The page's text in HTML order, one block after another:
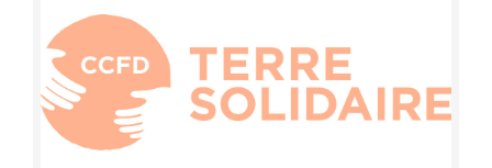
réuniront entre les réunions de l’ensemble du groupe
selon les besoins et les disponibilités.